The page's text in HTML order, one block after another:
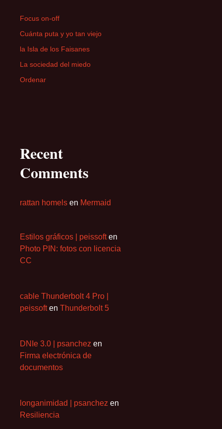
Focus on-off
Cuánta puta y yo tan viejo
la Isla de los Faisanes
La sociedad del miedo
Ordenar
Recent
Comments
rattan homels en Mermaid
Estilos gráficos | peissoften
Photo PIN: fotos con licencia
CC
cable Thunderbolt 4 Pro |
peissoften Thunderbolt 5
DNIe 3.0 | psanchez en
Firma electrónica de
documentos
longanimidad | psanchez en
Resiliencia